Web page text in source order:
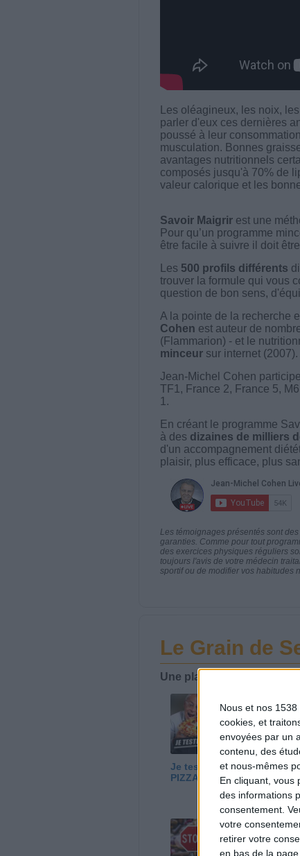
Nous et nos 1538
cookies, et
envoyées par un
contenu, des
et nous-mêmes
En cliquant, vous
des informations
consentement.
votre
retirer votre
en bas de la page
Les oléagineux, les noix,
parler d'eux ces dernières
poussé à leur
musculation. Bonnes
avantages nutritionnels
composés jusqu'à 70% de
valeur calorique et les
Savoir Maigrirest une
Pour qu’un programme
être facile à suivre il doit
Les 500 profils différents
trouver la formule qui vous
question de bon sens,
A la pointe de la recherche
Cohen est auteur de
(Flammarion) - et le
minceursur internet (2007).
Jean-Michel Cohen
TF1, France 2, France 5,
1.
En créant le programme
à des dizaines de milliers
d'un accompagnement
plaisir, plus efficace, plus
Les témoignages présentés sont
garanties. Comme pour tout
des exercices physiques réguliers
toujours l'avis de votre médecin
sportif ou de modifier vos habitudes
Le Grain de
Une playlist où l'on ne
Je teste la MEILLEURE
PIZZA du MONDE !